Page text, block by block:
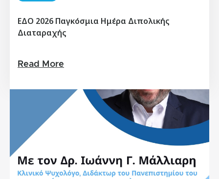
ΕΔΟ 2026 Παγκόσμια Ημέρα Διπολικής
Διαταραχής
Read More